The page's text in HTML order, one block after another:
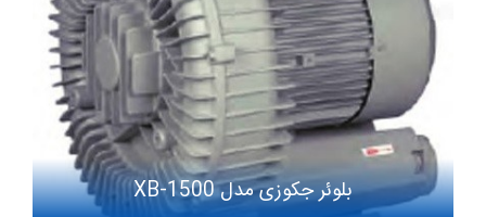
بلوئر جکوزی مدل XB-1500